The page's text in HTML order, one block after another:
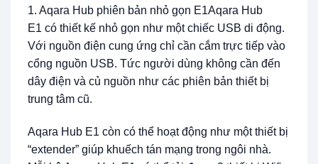
1. Aqara Hub phiên bản nhỏ gọn E1Aqara Hub
E1 có thiết kế nhỏ gọn như một chiếc USB di động.
Với nguồn điện cung ứng chỉ cần cắm trực tiếp vào
cổng nguồn USB. Tức người dùng không cần đến
dây điện và củ nguồn như các phiên bản thiết bị
trung tâm cũ.
Aqara Hub E1 còn có thể hoạt động như một thiết bị
“extender” giúp khuếch tán mạng trong ngôi nhà.